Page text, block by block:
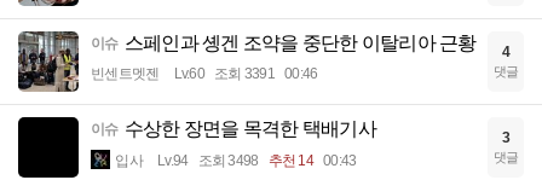
이슈 스페인과 솅겐 조약을 중단한 이탈리아 근황
빈센트멧젠 Lv.60 조회 3391 00:46
4
댓글
이슈 수상한 장면을 목격한 택배기사
입사 Lv.94 조회 3498 추천 14 00:43
3
댓글